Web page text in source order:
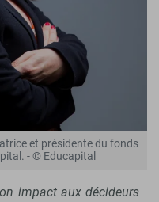
et présidente du fonds
- © Educapital
impact aux décideurs